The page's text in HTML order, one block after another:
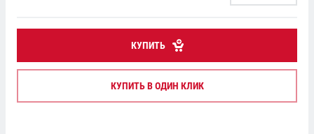
КУПИТЬ
КУПИТЬ В ОДИН КЛИК